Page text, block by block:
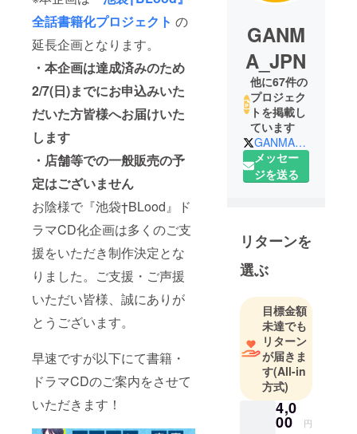
全話書籍化プロジェクト の
延長企画となります。
・本企画は達成済みのため
2/7(日)までにお申込みいた
だいた方皆様へお届けいた
します
・店舗等での一般販売の予
定はございません
お陰様で『池袋†BLood』ド
ラマCD化企画は多くのご支
援をいただき制作決定とな
りました。ご支援・ご声援
いただい皆様、誠にありが
とうございます。
早速ですが以下にて書籍・
ドラマCDのご案内をさせて
いただきます！
GANM
A_JPN
他に67件の
プロジェク
トを掲載し
ています
GANMA_JPN
メッセー
ジを送る
リターンを
選ぶ
目標金額
未達でも
リターン
が届きま
す(All-in
方式)
4,0
00 円